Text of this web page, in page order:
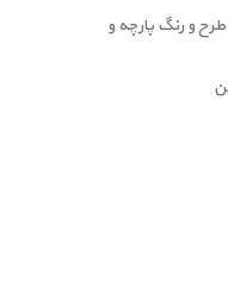
امکان انتخاب از بین بیش از ۱۰۰ طرح و رنگ پارچه و